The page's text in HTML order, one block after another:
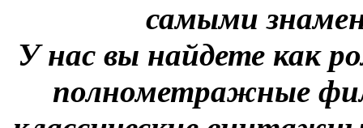
самыми
У нас вы найдете как
полнометражные